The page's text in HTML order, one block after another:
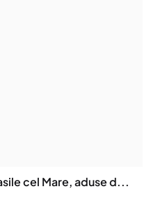
cel Mare, aduse d...